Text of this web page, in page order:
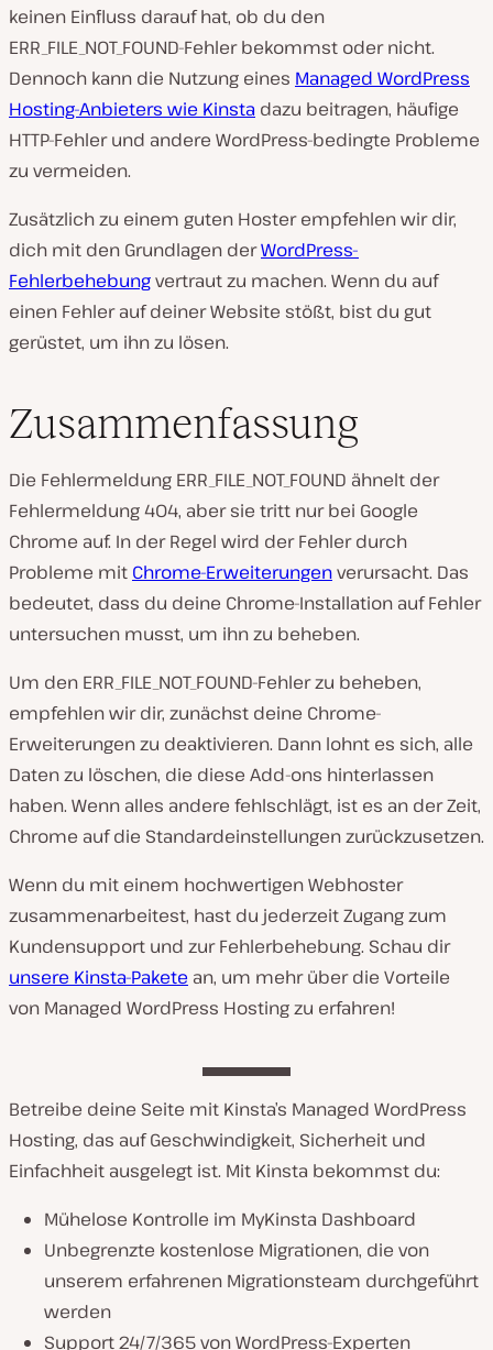
keinen Einfluss darauf hat, ob du den
ERR_FILE_NOT_FOUND-Fehler bekommst oder nicht.
Dennoch kann die Nutzung eines Managed WordPress
Hosting-Anbieters wie Kinsta dazu beitragen, häufige
HTTP-Fehler und andere WordPress-bedingte Probleme
zu vermeiden.
Zusätzlich zu einem guten Hoster empfehlen wir dir,
dich mit den Grundlagen derWordPress-
Fehlerbehebungvertraut zu machen. Wenn du auf
einen Fehler auf deiner Website stößt, bist du gut
gerüstet, um ihn zu lösen.
Zusammenfassung
Die Fehlermeldung ERR_FILE_NOT_FOUND ähnelt der
Fehlermeldung 404, aber sie tritt nur bei Google
Chrome auf. In der Regel wird der Fehler durch
Probleme mit Chrome-Erweiterungenverursacht. Das
bedeutet, dass du deine Chrome-Installation auf Fehler
untersuchen musst, um ihn zu beheben.
Um den ERR_FILE_NOT_FOUND-Fehler zu beheben,
empfehlen wir dir, zunächst deine Chrome-
Erweiterungen zu deaktivieren. Dann lohnt es sich, alle
Daten zu löschen, die diese Add-ons hinterlassen
haben. Wenn alles andere fehlschlägt, ist es an der Zeit,
Chrome auf die Standardeinstellungen zurückzusetzen.
Wenn du mit einem hochwertigen Webhoster
zusammenarbeitest, hast du jederzeit Zugang zum
Kundensupport und zur Fehlerbehebung. Schau dir
unsere Kinsta-Pakete an, um mehr über die Vorteile
von Managed WordPress Hosting zu erfahren!
Betreibe deine Seite mit Kinsta’s Managed WordPress
Hosting, das auf Geschwindigkeit, Sicherheit und
Einfachheit ausgelegt ist. Mit Kinsta bekommst du:
Mühelose Kontrolle im MyKinsta Dashboard
Unbegrenzte kostenlose Migrationen, die von
unserem erfahrenen Migrationsteam durchgeführt
werden
Support 24/7/365 von WordPress-Experten